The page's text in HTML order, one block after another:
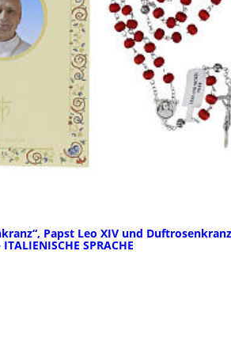
Papst Leo XIV und Duftrosenkranz
SPRACHE